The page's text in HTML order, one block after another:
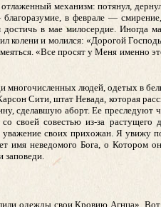
механизм: потянул,
в феврале —
в мае милосердие. Иногда
колени и молился: «Дорогой
«Все просят у Меня именно
многочисленных людей, одетых в
Сити, штат Невада, которая
сделавшую аборт. Ее преследуют
своей совестью из-за
своих прихожан. Я увижу
имя неведомого Бога, о Котором
заповеди.
одежды свои Кровию Агнца».